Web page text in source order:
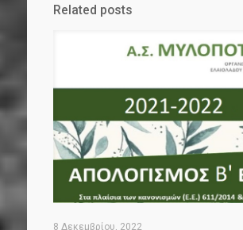
Related posts
8 Δεκεμβρίου, 2022